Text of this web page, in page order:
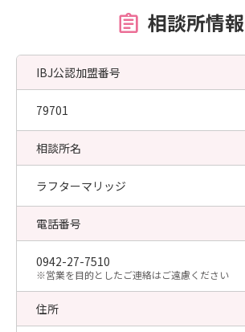
相談所情報
IBJ公認加盟番号
79701
相談所名
ラフターマリッジ
電話番号
0942-27-7510
​※営業を目的としたご連絡はご遠慮ください
住所